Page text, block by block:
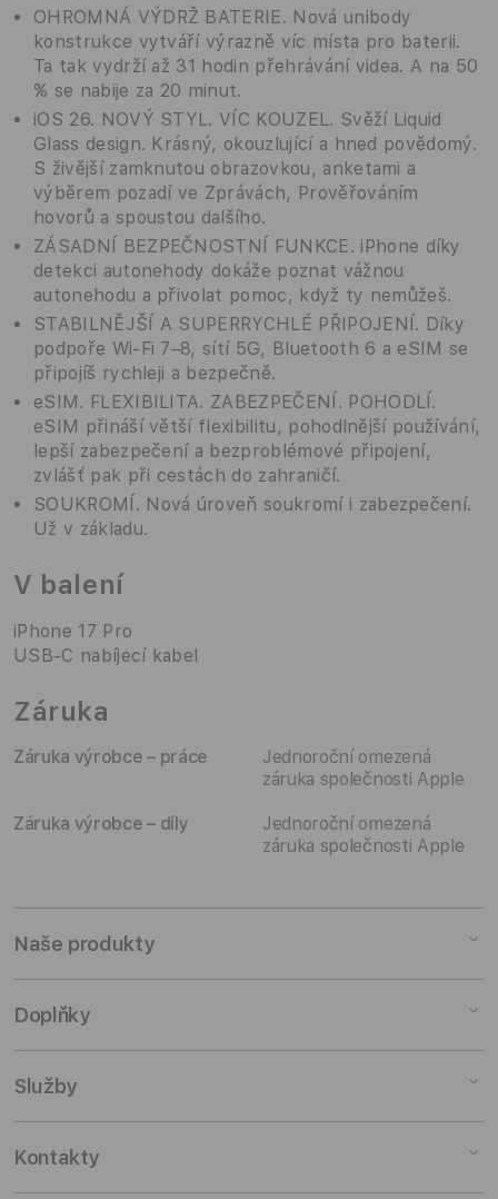
OHROMNÁ VÝDRŽ BATERIE. Nová unibody
konstrukce vytváří výrazně víc místa pro baterii.
Ta tak vydrží až 31 hodin přehrávání videa. A na 50
% se nabije za 20 minut.
iOS 26. NOVÝ STYL. VÍC KOUZEL. Svěží Liquid
Glass design. Krásný, okouzlující a hned povědomý.
S živější zamknutou obrazovkou, anketami a
výběrem pozadí ve Zprávách, Prověřováním
hovorů a spoustou dalšího.
ZÁSADNÍ BEZPEČNOSTNÍ FUNKCE. iPhone díky
detekci autonehody dokáže poznat vážnou
autonehodu a přivolat pomoc, když ty nemůžeš.
STABILNĚJŠÍ A SUPERRYCHLÉ PŘIPOJENÍ. Díky
podpoře Wi-Fi 7–8, sítí 5G, Bluetooth 6 a eSIM se
připojíš rychleji a bezpečně.
eSIM. FLEXIBILITA. ZABEZPEČENÍ. POHODLÍ.
eSIM přináší větší flexibilitu, pohodlnější používání,
lepší zabezpečení a bezproblémové připojení,
zvlášť pak při cestách do zahraničí.
SOUKROMÍ. Nová úroveň soukromí i zabezpečení.
Už v základu.
V balení
iPhone 17 Pro
USB‑C nabíjecí kabel
Záruka
Záruka výrobce – práce
Jednoroční omezená
záruka společnosti Apple
Záruka výrobce – díly
Jednoroční omezená
záruka společnosti Apple
Naše produkty
iPhone
AirPods
Doplňky
Doplňky pro Mac
Doplňky pro iPhone
Služby
Pronájem
Kontakty